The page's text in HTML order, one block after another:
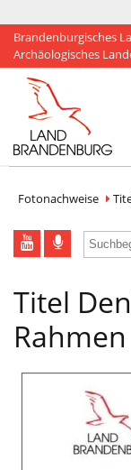
Brandenburgisches
Archäologisches
BLDAM
Denkmale
Publikationen
Fotonachweise
Titel
Rahmen